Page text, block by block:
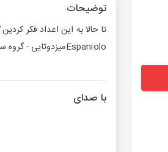
توضیحات
Espanioloمیزدوتایی - گروه سیریا
با صدای